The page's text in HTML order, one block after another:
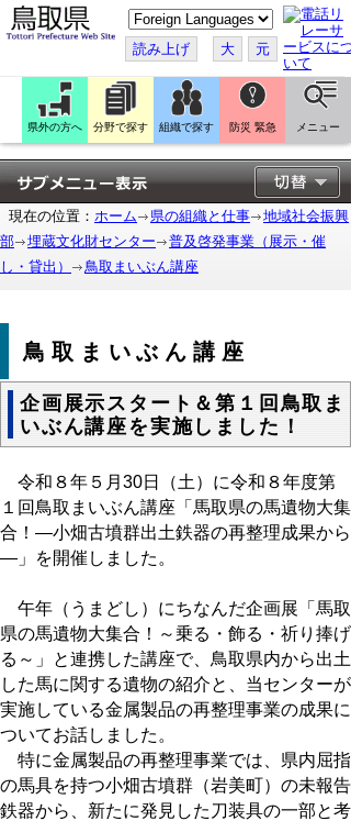
こ
の
ペ
ー
ジ
翻
訳
す
る
読み上げ 大 元
県外の方へ 分野で探す 組織で探す 防災 緊急 メニュー
現在の位置： ホーム 県の組織と仕事
地域社会振興
部
埋蔵文化財センター
普及啓発事業（展示・催
し・貸出）
鳥取まいぶん講座
鳥取まいぶん講座
企画展示スタート＆第１回鳥取ま
いぶん講座を実施しました！
令和８年５月30日（土）に令和８年度第
１回鳥取まいぶん講座「馬取県の馬遺物大集
合！―小畑古墳群出土鉄器の再整理成果から
―」を開催しました。
午年（うまどし）にちなんだ企画展「馬取
県の馬遺物大集合！～乗る・飾る・祈り捧げ
る～」と連携した講座で、鳥取県内から出土
した馬に関する遺物の紹介と、当センターが
実施している金属製品の再整理事業の成果に
ついてお話しました。
特に金属製品の再整理事業では、県内屈指
の馬具を持つ小畑古墳群（岩美町）の未報告
鉄器から、新たに発見した刀装具の一部と考